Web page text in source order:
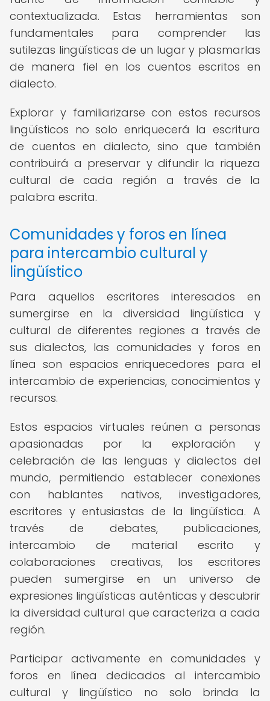
contextualizada. Estas herramientas son
fundamentales para comprender las
sutilezas lingüísticas de un lugar y plasmarlas
de manera fiel en los cuentos escritos en
dialecto.
Explorar y familiarizarse con estos recursos
lingüísticos no solo enriquecerá la escritura
de cuentos en dialecto, sino que también
contribuirá a preservar y difundir la riqueza
cultural de cada región a través de la
palabra escrita.
Comunidades y foros en línea
para intercambio cultural y
lingüístico
Para aquellos escritores interesados en
sumergirse en la diversidad lingüística y
cultural de diferentes regiones a través de
sus dialectos, las comunidades y foros en
línea son espacios enriquecedores para el
intercambio de experiencias, conocimientos y
recursos.
Estos espacios virtuales reúnen a personas
apasionadas por la exploración y
celebración de las lenguas y dialectos del
mundo, permitiendo establecer conexiones
con hablantes nativos, investigadores,
escritores y entusiastas de la lingüística. A
través de debates, publicaciones,
intercambio de material escrito y
colaboraciones creativas, los escritores
pueden sumergirse en un universo de
expresiones lingüísticas auténticas y descubrir
la diversidad cultural que caracteriza a cada
región.
Participar activamente en comunidades y
foros en línea dedicados al intercambio
cultural y lingüístico no solo brinda la